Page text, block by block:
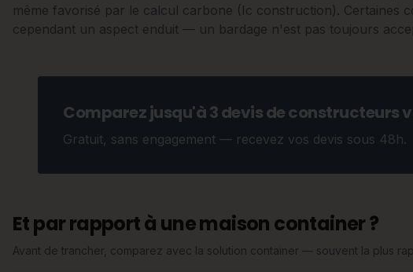
même favorisé par le calcul carbone (Ic construction). Certaines
cependant un aspect enduit — un bardage n'est pas toujours
Comparez jusqu'à 3 devis de constructeurs
Gratuit, sans engagement — recevez vos devis sous 48h.
Et par rapport à une maison container ?
Avant de trancher, comparez avec la solution container — souvent la plus